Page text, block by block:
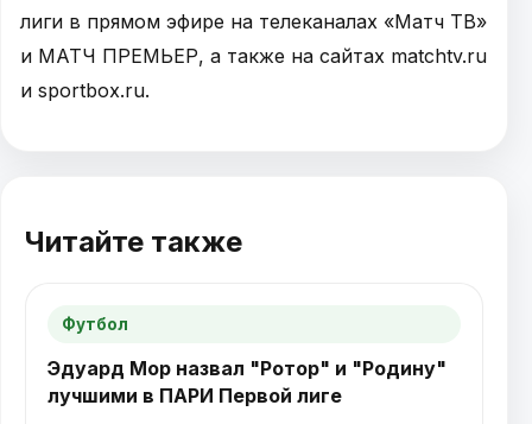
лиги в прямом эфире на телеканалах «Матч ТВ»
и МАТЧ ПРЕМЬЕР, а также на сайтах matchtv.ru
и sportbox.ru.
Читайте также
Футбол
Эдуард Мор назвал "Ротор" и "Родину"
лучшими в ПАРИ Первой лиге